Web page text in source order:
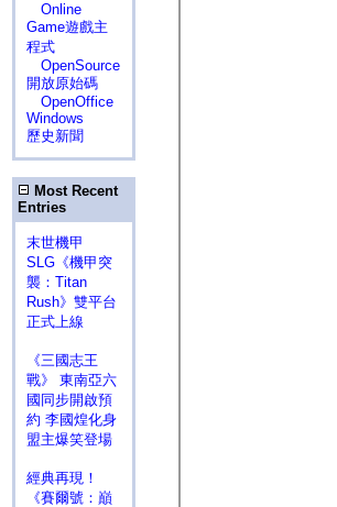
Online
Game遊戲主
程式
OpenSource
開放原始碼
OpenOffice
Windows
歷史新聞
Most Recent
Entries
末世機甲
SLG《機甲突
襲：Titan
Rush》雙平台
正式上線
《三國志王
戰》 東南亞六
國同步開啟預
約 李國煌化身
盟主爆笑登場
經典再現！
《賽爾號：巔